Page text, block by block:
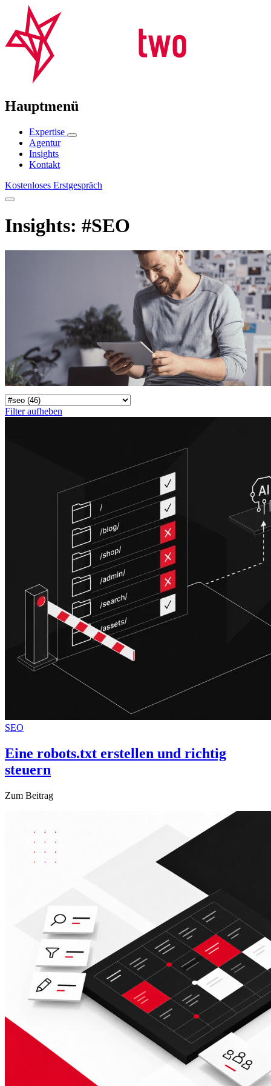
Hauptmenü
Expertise
Agentur
Insights
Kontakt
Kostenloses Erstgespräch
Insights: #SEO
Filter aufheben
SEO
Eine robots.txt erstellen und richtig
steuern
Zum Beitrag